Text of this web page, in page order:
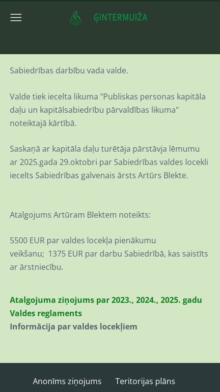
Sabiedrības darbību vada valde.
Valde tiek iecelta likuma "Publiskas personas kapitāla
daļu un kapitālsabiedrību pārvaldības likuma"
noteiktajā kārtībā.
Saskaņā ar kapitāla daļu turētāja pārstāvja lēmumu
ar 2025.gada 29.oktobri par Sabiedrības valdes locekli
iecelts Sabiedrības galvenais ārsts Artūrs Blekte.
Atalgojums Artūram Blektem noteikts:
5500 EUR par valdes locekļa pienākumu
veikšanu; 1375 EUR par darbu Sabiedrībā, kas saistīts
ar ārstniecību.
Atalgojuma ziņojums par 2023., 2024., 2025. gadu
Valdes reglaments
Informācija par valdes locekļiem
Anonīms ziņojums
Teritorijas plāns